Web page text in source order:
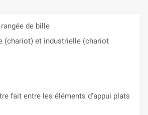
de bille
(chariot) et industrielle (chariot
fait entre les éléments d’appui plats